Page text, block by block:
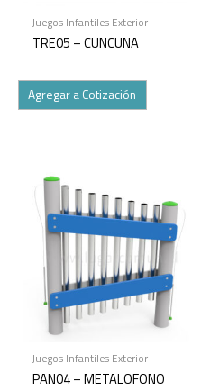
Juegos Infantiles Exterior
TRE05 – CUNCUNA
Agregar a Cotización
Juegos Infantiles Exterior
PAN04 – METALOFONO